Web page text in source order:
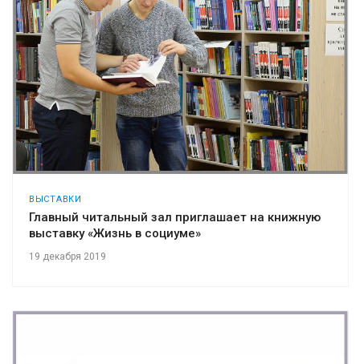
ВЫСТАВКИ
Главный читальный зал приглашает на книжную
выставку «Жизнь в социуме»
19 декабря 2019